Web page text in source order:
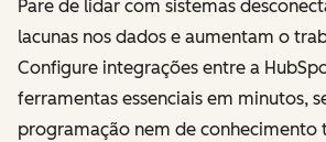
Pare de lidar com sistemas
lacunas nos dados e aumentam o
Configure integrações entre a
ferramentas essenciais em minutos,
programação nem de conhecimento